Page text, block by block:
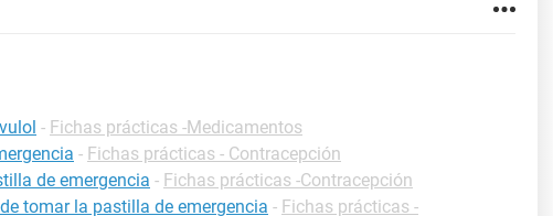
- Fichas prácticas -Medicamentos
- Fichas prácticas - Contracepción
de emergencia - Fichas prácticas -Contracepción
tomar la pastilla de emergencia - Fichas prácticas -